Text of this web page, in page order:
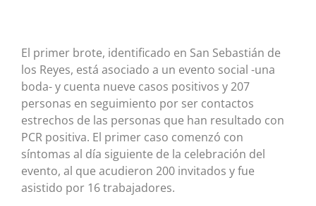
El primer brote, identificado en San Sebastián de
los Reyes, está asociado a un evento social -una
boda- y cuenta nueve casos positivos y 207
personas en seguimiento por ser contactos
estrechos de las personas que han resultado con
PCR positiva. El primer caso comenzó con
síntomas al día siguiente de la celebración del
evento, al que acudieron 200 invitados y fue
asistido por 16 trabajadores.